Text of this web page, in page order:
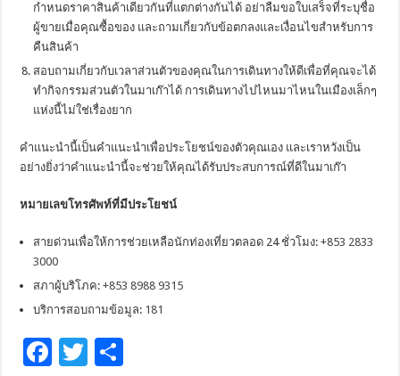
กำหนดราคาสินค้าเดียวกันที่แตกต่างกันได้ อย่าลืมขอใบเสร็จที่ระบุชื่อ
ผู้ขายเมื่อคุณซื้อของ และถามเกี่ยวกับข้อตกลงและเงื่อนไขสำหรับการ
คืนสินค้า
สอบถามเกี่ยวกับเวลาส่วนตัวของคุณในการเดินทางให้ดีเพื่อที่คุณจะได้
ทำกิจกรรมส่วนตัวในมาเก๊าได้ การเดินทางไปไหนมาไหนในเมืองเล็กๆ
แห่งนี้ไม่ใช่เรื่องยาก
คำแนะนำนี้เป็นคำแนะนำเพื่อประโยชน์ของตัวคุณเอง และเราหวังเป็น
อย่างยิ่งว่าคำแนะนำนี้จะช่วยให้คุณได้รับประสบการณ์ที่ดีในมาเก๊า
หมายเลขโทรศัพท์ที่มีประโยชน์
สายด่วนเพื่อให้การช่วยเหลือนักท่องเที่ยวตลอด 24 ชั่วโมง:+853 2833
3000
สภาผู้บริโภค:+853 8988 9315
บริการสอบถามข้อมูล: 181
F
T